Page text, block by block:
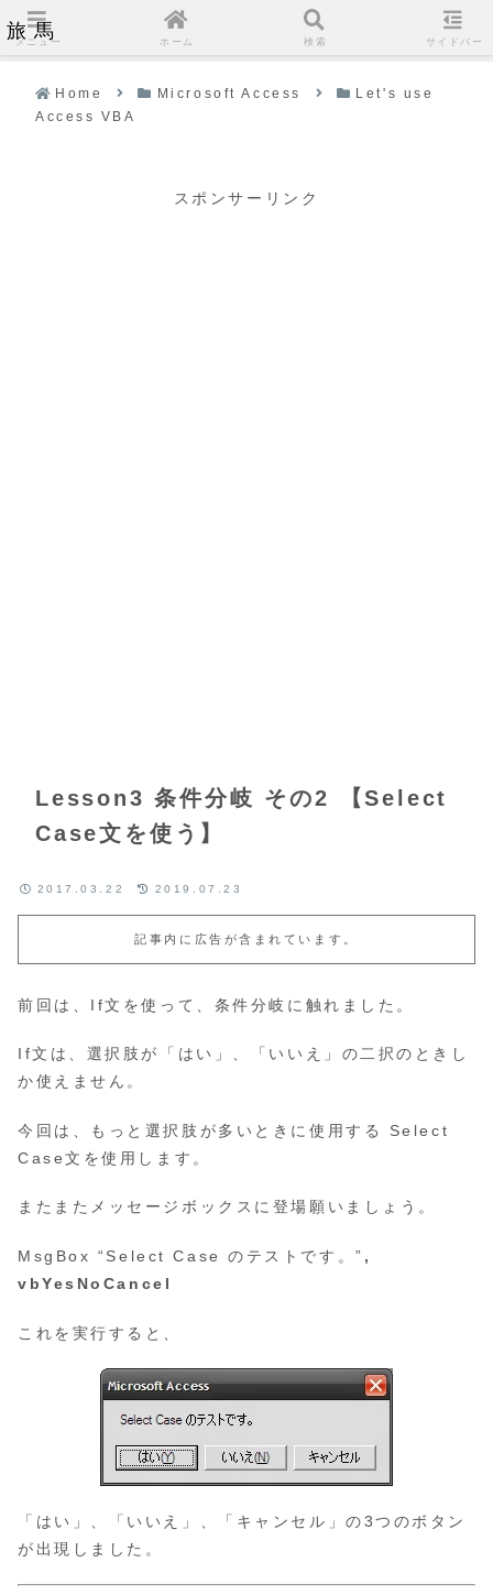
旅馬
Home Microsoft Access
Let's use
Access VBA
Lesson3 条件分岐 その2 【Select
Case文を使う】
スポンサーリンク
2017.03.22 2019.07.23
記事内に広告が含まれています。
前回は、If文を使って、条件分岐に触れました。
If文は、選択肢が「はい」、「いいえ」の二択のときし
か使えません。
今回は、もっと選択肢が多いときに使用する Select
Case文を使用します。
またまたメッセージボックスに登場願いましょう。
MsgBox “Select Case のテストです。” ,
vbYesNoCancel
これを実行すると、
「はい」、「いいえ」、「キャンセル」の3つのボタン
が出現しました。
メニュー ホーム 検索 サイドバー